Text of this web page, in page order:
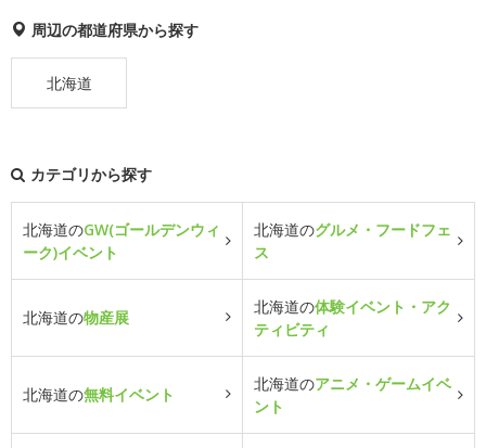
周辺の都道府県から探す
北海道
カテゴリから探す
北海道のGW(ゴールデンウィ
ーク)イベント
北海道のグルメ・フードフェ
ス
北海道の物産展
北海道の体験イベント・アク
ティビティ
北海道の無料イベント
北海道のアニメ・ゲームイベ
ント